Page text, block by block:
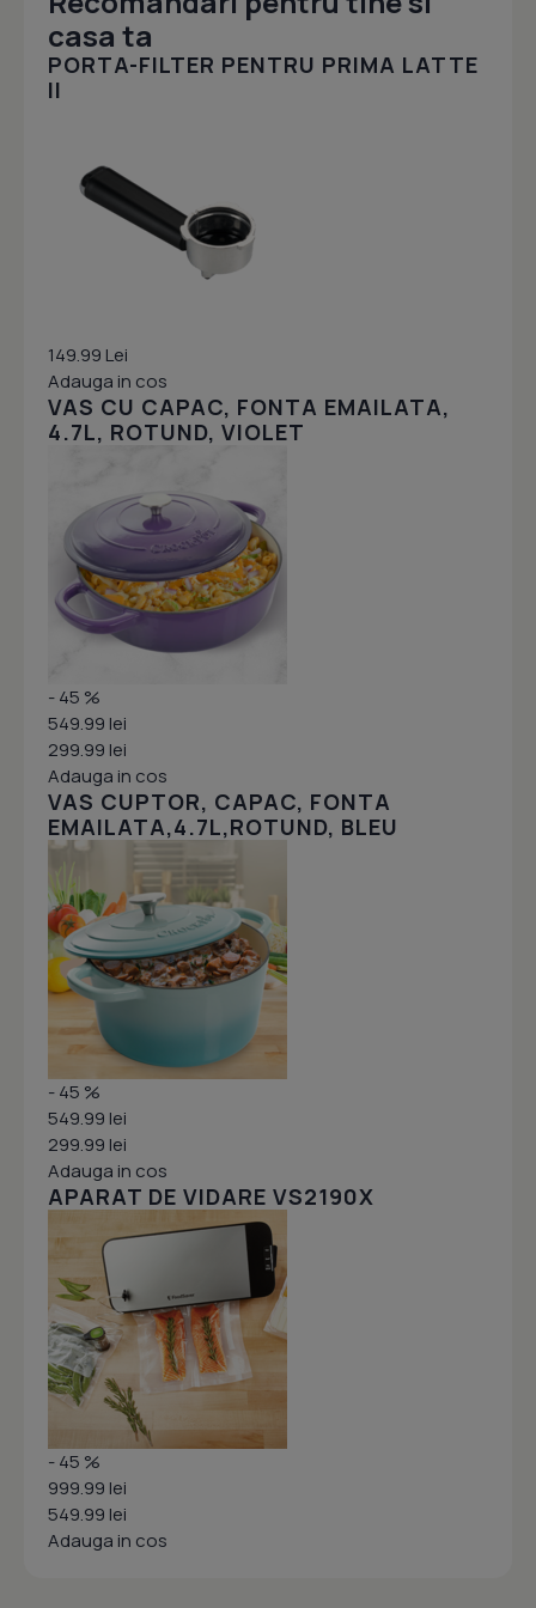
casa ta
PORTA-FILTER PENTRU PRIMA LATTE
II
149.99 Lei
Adauga in cos
VAS CU CAPAC, FONTA EMAILATA,
4.7L, ROTUND, VIOLET
- 45 %
549.99 lei
299.99 lei
Adauga in cos
VAS CUPTOR, CAPAC, FONTA
EMAILATA,4.7L,ROTUND, BLEU
- 45 %
549.99 lei
299.99 lei
Adauga in cos
APARAT DE VIDARE VS2190X
- 45 %
999.99 lei
549.99 lei
Adauga in cos